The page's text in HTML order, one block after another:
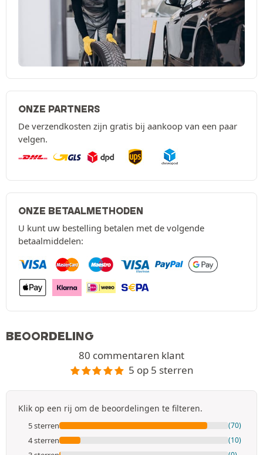
ONZE PARTNERS
De verzendkosten zijn gratis bij aankoop van een paar
velgen.
ONZE BETAALMETHODEN
U kunt uw bestelling betalen met de volgende
betaalmiddelen:
BEOORDELING
80 commentaren klant
5 op 5 sterren
Klik op een rij om de beoordelingen te filteren.
5 sterren (70)
4 sterren (10)